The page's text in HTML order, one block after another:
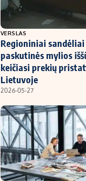
VERSLAS
Regioniniai
paskutinės mylios
keičiasi prekių
Lietuvoje
2026-05-27